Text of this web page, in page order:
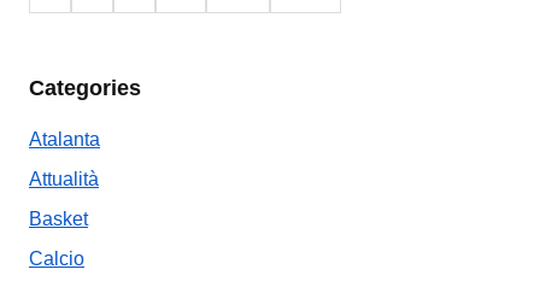
Categories
Atalanta
Attualità
Basket
Calcio